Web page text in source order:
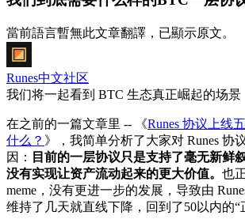
當前語言暫無此文章翻譯，已顯示原文。
Runes中文社区
我们将一起看到 BTC 生态真正崛起的场景
在之前的一篇文章里 -- 《Runes 协议上线
什么？ 》，我简单分析了大家对 Runes 协
因：
目前的一层协议只是支持了毫无新鲜
没有实现让资产流动起来的更大价值。 也
meme，没有更进一步的发展，导致由
维持了几天就直线下降，回到了50以内的“